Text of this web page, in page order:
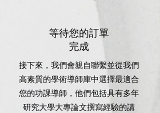
等待您的訂單
完成
接下來，我們會親自聯繫並從我們
高素質的學術導師庫中選擇最適合
您的功課導師，他們包括具有多年
研究大學大專論文撰寫經驗的講